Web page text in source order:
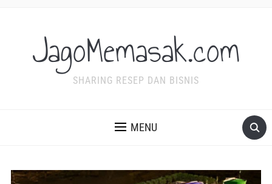
JagoMemasak.com
SHARING RESEP DAN BISNIS
MENU